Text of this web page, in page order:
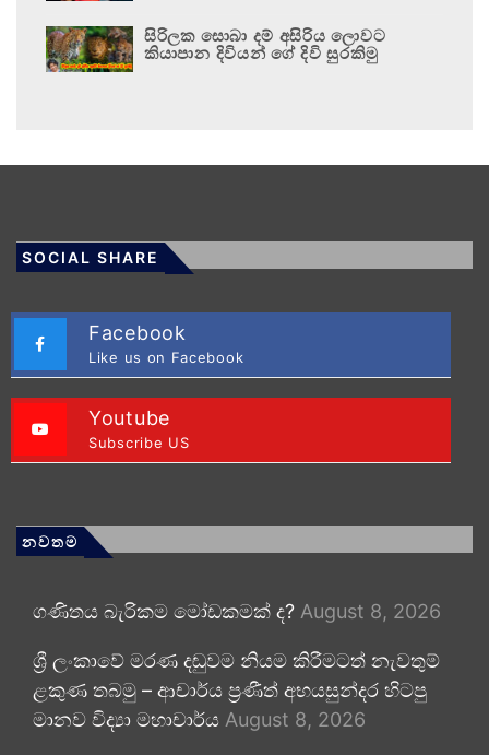
සිරිලක සොබා දම් අසිරිය ලොවට
කියාපාන දිවියන් ගේ දිවි සුරකිමු
SOCIAL SHARE
Facebook
Like us on Facebook
Youtube
Subscribe US
නවතම
ගණිතය බැරිකම මෝඩකමක් ද? August 8, 2026
ශ්‍රී ලංකාවේ මරණ දඬුවම නියම කිරීමටත් නැවතුම්
ළකුණ තබමු – ආචාර්ය ප්‍රණීත් අභයසුන්දර හිටපු
මානව විද්‍යා මහාචාර්ය August 8, 2026